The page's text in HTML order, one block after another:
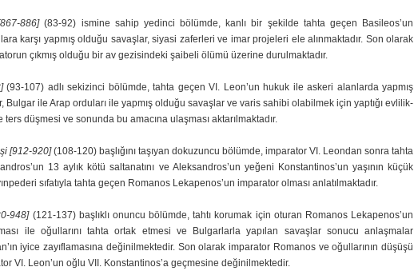
886](83-92) ismine sahip yedinci bölümde, kanlı bir şekilde tahta geçen Basileos’un
karşı yapmış oldu­ğu savaşlar, siyasi zaferleri ve imar projeleri ele alınmaktadır. Son olarak
çıkmış olduğu bir av gezisindeki şaibeli ölümü üzerine du­rul­maktadır.
(93-107) adlı sekizinci bölümde, tahta geçen VI. Le­on’un hukuk ile askeri alanlarda yapmış
Bulgar ile Arap orduları ile yapmış olduğu savaşlar ve varis sahibi olabilmek için yaptığı evlilik­
düşmesi ve sonunda bu amacına ulaşması aktarıl­maktadır.
[912-920](108-120) başlığını taşıyan dokuzuncu bö­lümde, imparator VI. Leondan sonra tahta
13 ay­lık kötü saltanatını ve Aleksandros’un yeğeni Konstantinos’un yaşının küçük
sıfatıyla tahta geçen Romanos Lekapenos’un im­parator olması anlatılmaktadır.
948] (121-137) başlıklı onuncu bölümde, tahtı koru­mak için oturan Romanos Lekapenos’un
ile oğullarını tahta ortak etmesi ve Bulgarlarla yapılan savaşlar sonucu anlaşmalar
iyice zayıflamasına değinilmektedir. Son olarak imparator Roma­nos ve oğullarının düşüşü
VI. Leon’un oğlu VII. Kons­tantinos’a geçmesine değinilmektedir.